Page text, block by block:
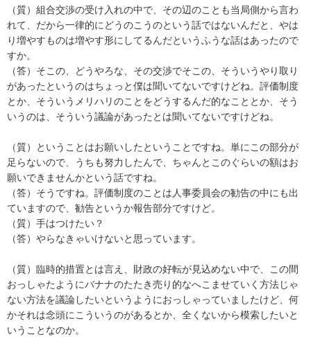
（質）組合交渉の受け入れの中で、その辺のことも当局側から言わ
れて、だから一律的にどうのこうのという話ではないんだと、やは
り増やすものは増やす形にしてるんだというふうな話はあったので
すか。
（答）そこの、どうやろな、その交渉でそこの、そういうやり取り
があったというのはちょっと僕は聞いてないですけどね。評価制度
とか、そういうメリハリのことをどうするんだ的なこととか、そう
いうのは、そういう議論があったとは聞いてないですけどね。
（質）ということはお願いしたということですね。単にこの部分が
足らないので、うちも努力したんで、ちゃんとこのぐらいの額はお
願いできませんかという話ですね。
（答）そうですね。評価制度のことは人事委員会の勧告の中にも出
ていますので、勧告というか報告部分ですけど。
（質）手はつけたい？
（答）やらなきゃいけないと思っています。
（質）臨時的措置とは言え、財政の好転が見込めない中で、この間
おっしゃたようにバナナのたたき売り的なへこませていく方法じゃ
ない方法を議論したいというようにおっしゃっていましたけど、何
かそれは念頭にこういうのがあるとか、全くないから模索したいと
いうことなのか。